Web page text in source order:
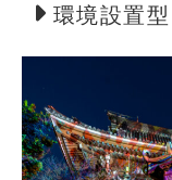
環境設置型